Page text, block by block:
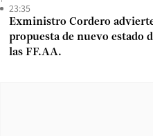
23:35
Exministro Cordero
propuesta de nuevo estado
las FF.AA.